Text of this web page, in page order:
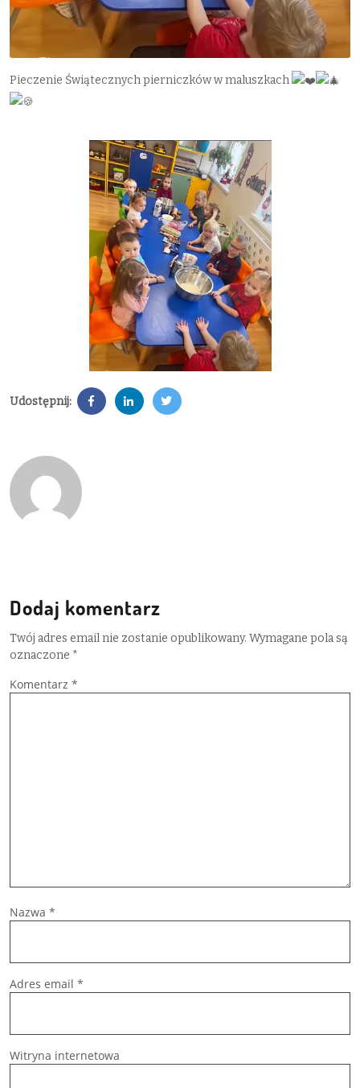
Pieczenie Świątecznych pierniczków w maluszkach
Udostępnij:
Dodaj komentarz
Twój adres email nie zostanie opublikowany. Wymagane pola są
oznaczone *
Komentarz *
Nazwa *
Adres email *
Witryna internetowa